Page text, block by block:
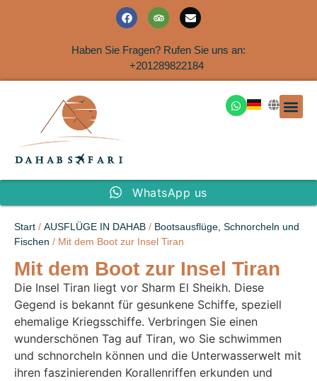
Haben Sie Fragen? Rufen Sie uns an:
+201289822184
WhatsApp us
Start / AUSFLÜGE IN DAHAB / Bootsausflüge, Schnorcheln und
Fischen / Mit dem Boot zur Insel Tiran
Mit dem Boot zur Insel Tiran
Die Insel Tiran liegt vor Sharm El Sheikh. Diese
Gegend is bekannt für gesunkene Schiffe, speziell
ehemalige Kriegsschiffe. Verbringen Sie einen
wunderschönen Tag auf Tiran, wo Sie schwimmen
und schnorcheln können und die Unterwasserwelt mit
ihren faszinierenden Korallenriffen erkunden und